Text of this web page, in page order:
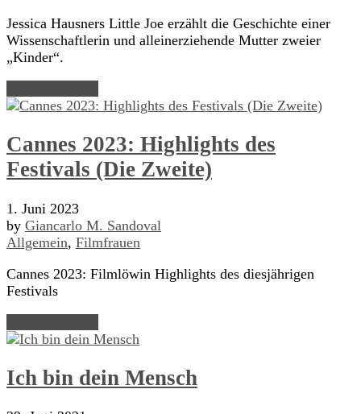
Jessica Hausners Little Joe erzählt die Geschichte einer
Wissenschaftlerin und alleinerziehende Mutter zweier
„Kinder“.
Cannes 2023: Highlights des
Festivals (Die Zweite)
1. Juni 2023
by Giancarlo M. Sandoval
Allgemein, Filmfrauen
Cannes 2023: Filmlöwin Highlights des diesjährigen
Festivals
Ich bin dein Mensch